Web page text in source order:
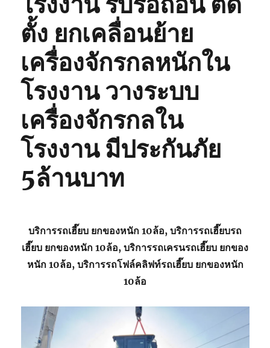
ตั้ง ยกเคลื่อนย้าย
เครื่องจักรกลหนักใน
โรงงาน วางระบบ
เครื่องจักรกลใน
โรงงาน มีประกันภัย
5ล้านบาท
บริการรถเฮี๊ยบ ยกของหนัก 10ล้อ, บริการรถเฮี๊ยบรถ
เฮี๊ยบ ยกของหนัก 10ล้อ, บริการรถเครนรถเฮี๊ยบ ยกของ
หนัก 10ล้อ, บริการรถโฟล์คลิฟท์รถเฮี๊ยบ ยกของหนัก
10ล้อ